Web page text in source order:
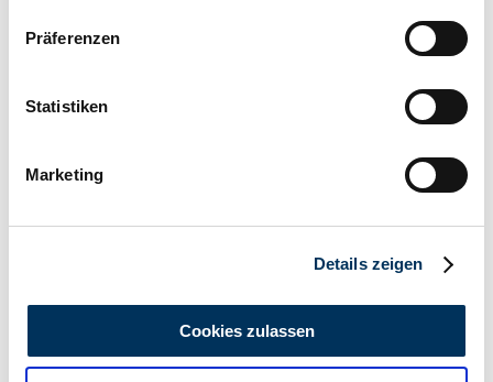
Informationen über Ihre geografische Lage
können
bestimmten Merkmalen (Fingerprinting) identifizieren
Erfahren Sie mehr darüber, wie Ihre persönlichen Daten
analysieren. Außerdem geben wir Informationen zu Ihrer
Präferenzen
Statistiken
Marketing
Details zeigen
Cookies zulassen
/ 50
Bentley Continental GT